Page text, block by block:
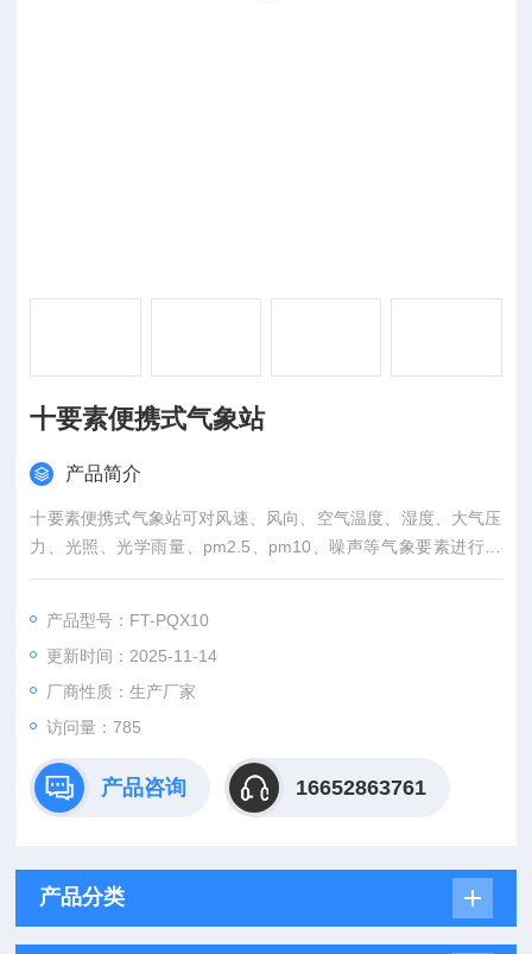
十要素便携式气象站
产品简介
十要素便携式气象站可对风速、风向、空气温度、湿度、大气压
力、光照、光学雨量、pm2.5、pm10、噪声等气象要素进行实
时观测。
产品型号：FT-PQX10
更新时间：2025-11-14
厂商性质：生产厂家
访问量：785
产品咨询 16652863761
产品分类